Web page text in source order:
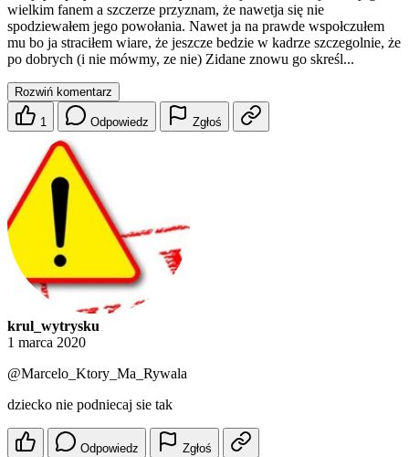
wielkim fanem a szczerze przyznam, że nawetja się nie
spodziewałem jego powołania. Nawet ja na prawde wspołczułem
mu bo ja straciłem wiare, że jeszcze bedzie w kadrze szczegolnie, że
po dobrych (i nie mówmy, ze nie) Zidane znowu go skreśl...
Rozwiń komentarz
1 Odpowiedz Zgłoś
krul_wytrysku
1 marca 2020
@Marcelo_Ktory_Ma_Rywala
dziecko nie podniecaj sie tak
Odpowiedz Zgłoś